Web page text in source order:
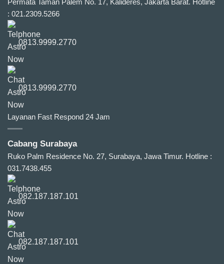
Permata Taman Palem No. 17, Kalideres, Jakarta Barat. Hotline
: 021.2309.5266
0813.9999.2770
0813.9999.2770
Layanan Fast Respond 24 Jam
Cabang Surabaya
Ruko Palm Residence No. 27, Surabaya, Jawa Timur. Hotline :
031.7438.455
082.187.187.101
082.187.187.101